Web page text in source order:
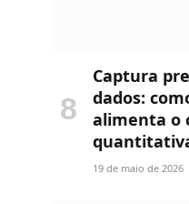
Captura
dados:
alimenta o
19 de maio de 2026